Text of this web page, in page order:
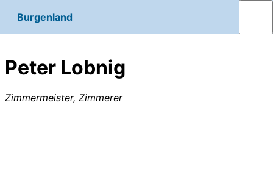
Burgenland
Peter Lobnig
Zimmermeister, Zimmerer